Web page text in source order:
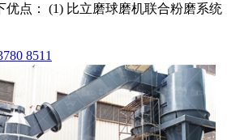
优点： (1) 比立磨球磨机联合粉磨系统
8511